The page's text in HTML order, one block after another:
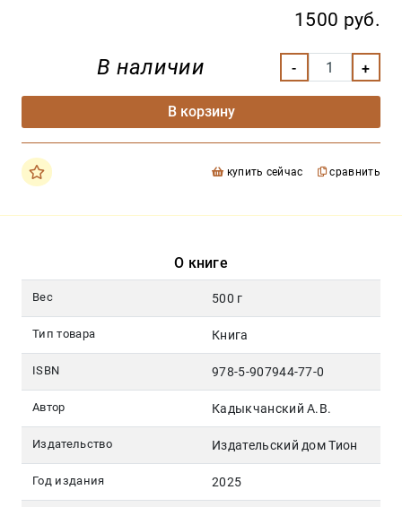
1500 руб.
В наличии
В корзину
купить сейчас сравнить
О книге
Вес 500 г
Тип товара Книга
ISBN 978-5-907944-77-0
Автор Кадыкчанский А.В.
Издательство Издательский дом Тион
Год издания 2025
magazin.ru